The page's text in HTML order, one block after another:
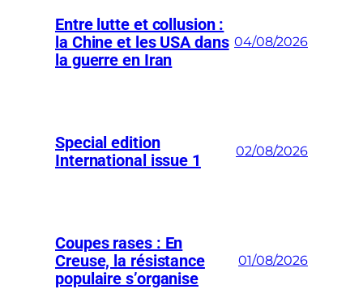
Entre lutte et collusion :
la Chine et les USA dans
la guerre en Iran
04/08/2026
Special edition
International issue 1
02/08/2026
Coupes rases : En
Creuse, la résistance
populaire s’organise
01/08/2026